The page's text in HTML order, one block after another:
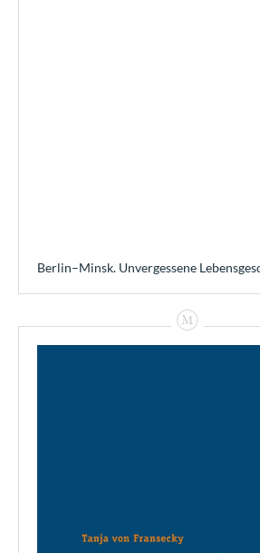
Berlin–Minsk. Unvergessene